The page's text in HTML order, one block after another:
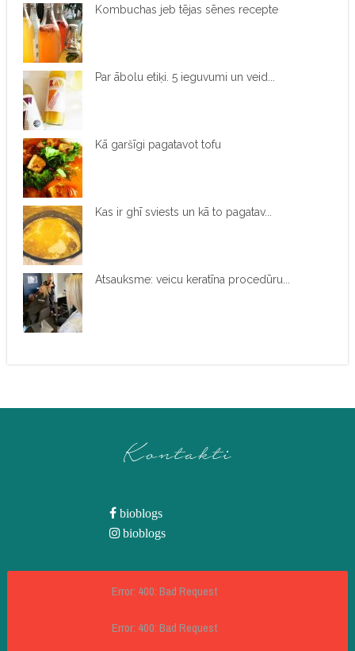
Kombuchas jeb tējas sēnes recepte
Par ābolu etiķi. 5 ieguvumi un veid...
Kā garšīgi pagatavot tofu
Kas ir ghī sviests un kā to pagatav...
Atsauksme: veicu keratīna procedūru...
Kontakti
bioblogs
bioblogs
Error: 400: Bad Request
Error: 400: Bad Request